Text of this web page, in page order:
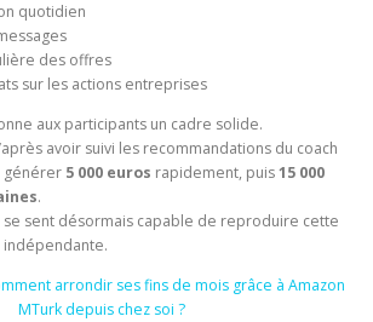
quotidien
des offres
sur les actions entreprises
aux participants un cadre solide.
avoir suivi les recommandations du coach
générer 5 000 euros rapidement, puis15 000
.
se sent désormais capable de reproduire cette
arrondir ses fins de mois grâce à Amazon
MTurk depuis chez soi ?